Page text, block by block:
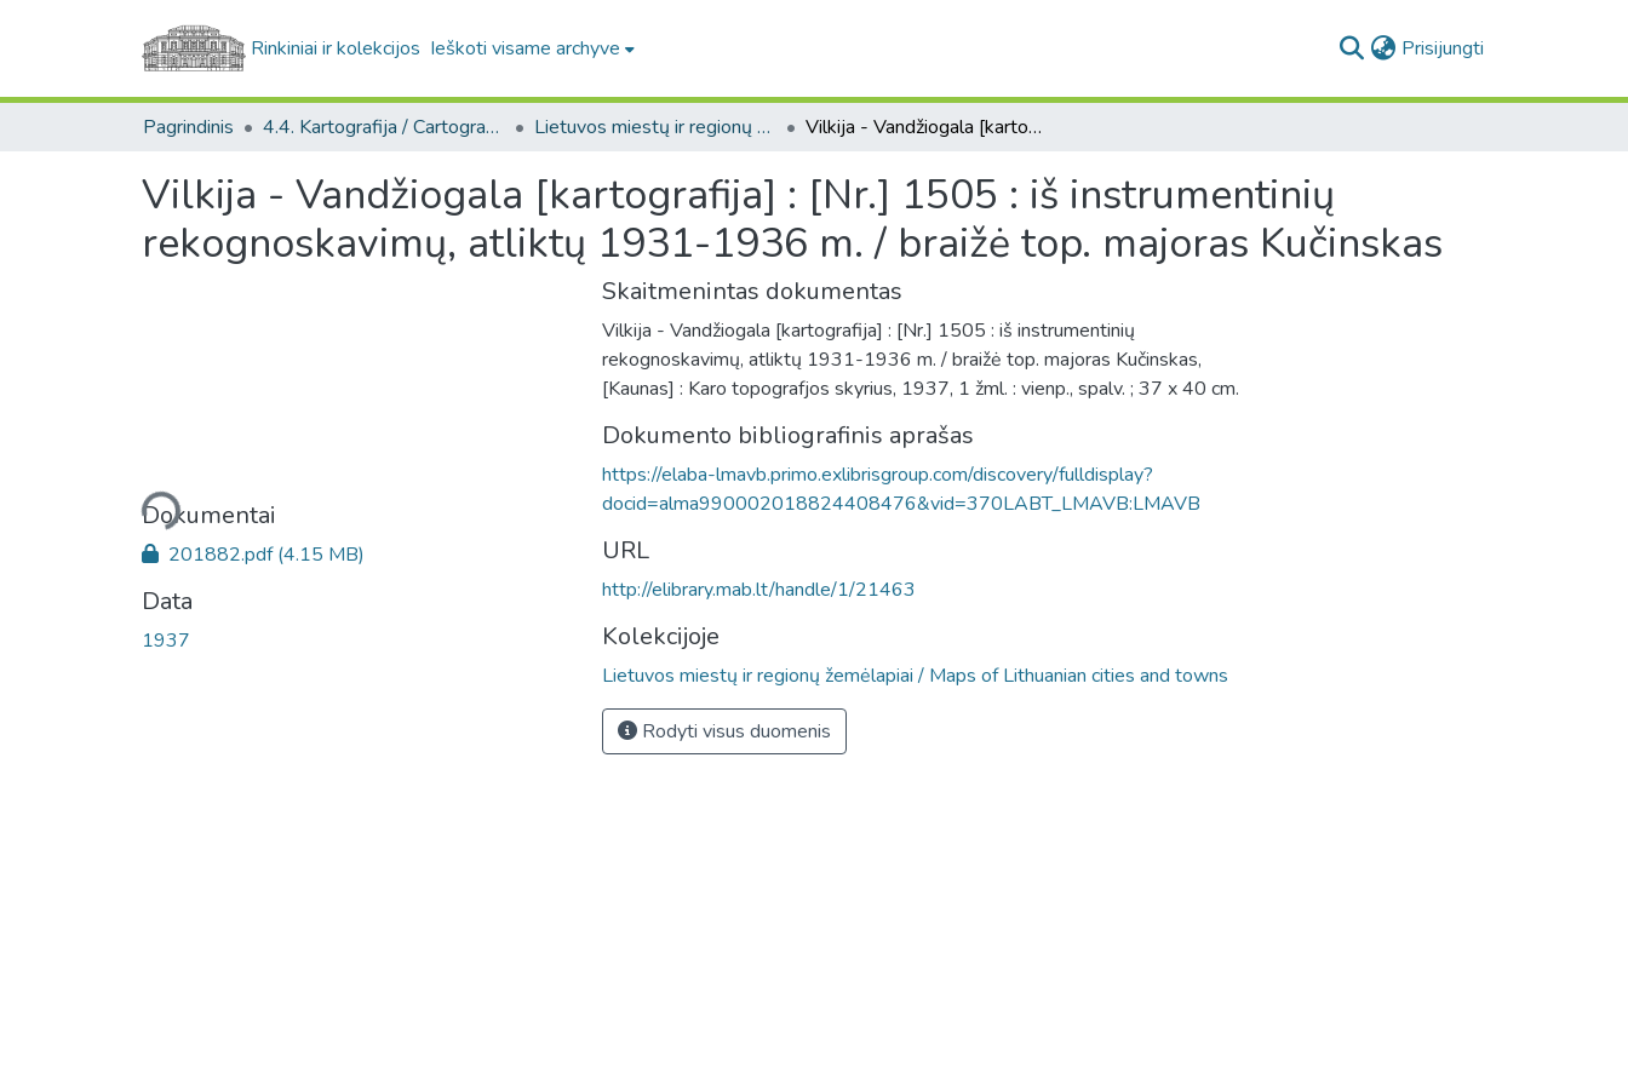
Rinkiniai ir kolekcijos Ieškoti visame archyve Prisijungti
Pagrindinis 4.4. Kartografija / Cartography Lietuvos miestų ir regionų žemėlapiai / Maps of Lithuanian cities and towns Vilkija - Vandžiogala [kartografija] : [Nr.] 1505 : iš instrumentinių rekognoskavimų, atliktų 1931-1936 m. / braižė top. majoras Kučinskas
Vilkija - Vandžiogala [kartografija] : [Nr.] 1505 : iš instrumentinių
rekognoskavimų, atliktų 1931-1936 m. / braižė top. majoras Kučinskas
Įkeliama...
Dokumentai
201882.pdf(4.15 MB)
Data
1937
Skaitmenintas dokumentas
Vilkija - Vandžiogala [kartografija] : [Nr.] 1505 : iš instrumentinių
rekognoskavimų, atliktų 1931-1936 m. / braižė top. majoras Kučinskas,
[Kaunas] : Karo topografjos skyrius, 1937, 1 žml. : vienp., spalv. ; 37 x 40 cm.
Dokumento bibliografinis aprašas
https://elaba-lmavb.primo.exlibrisgroup.com/discovery/fulldisplay?
docid=alma990002018824408476&vid=370LABT_LMAVB:LMAVB
URL
http://elibrary.mab.lt/handle/1/21463
Kolekcijoje
Lietuvos miestų ir regionų žemėlapiai / Maps of Lithuanian cities and towns
Rodyti visus duomenis